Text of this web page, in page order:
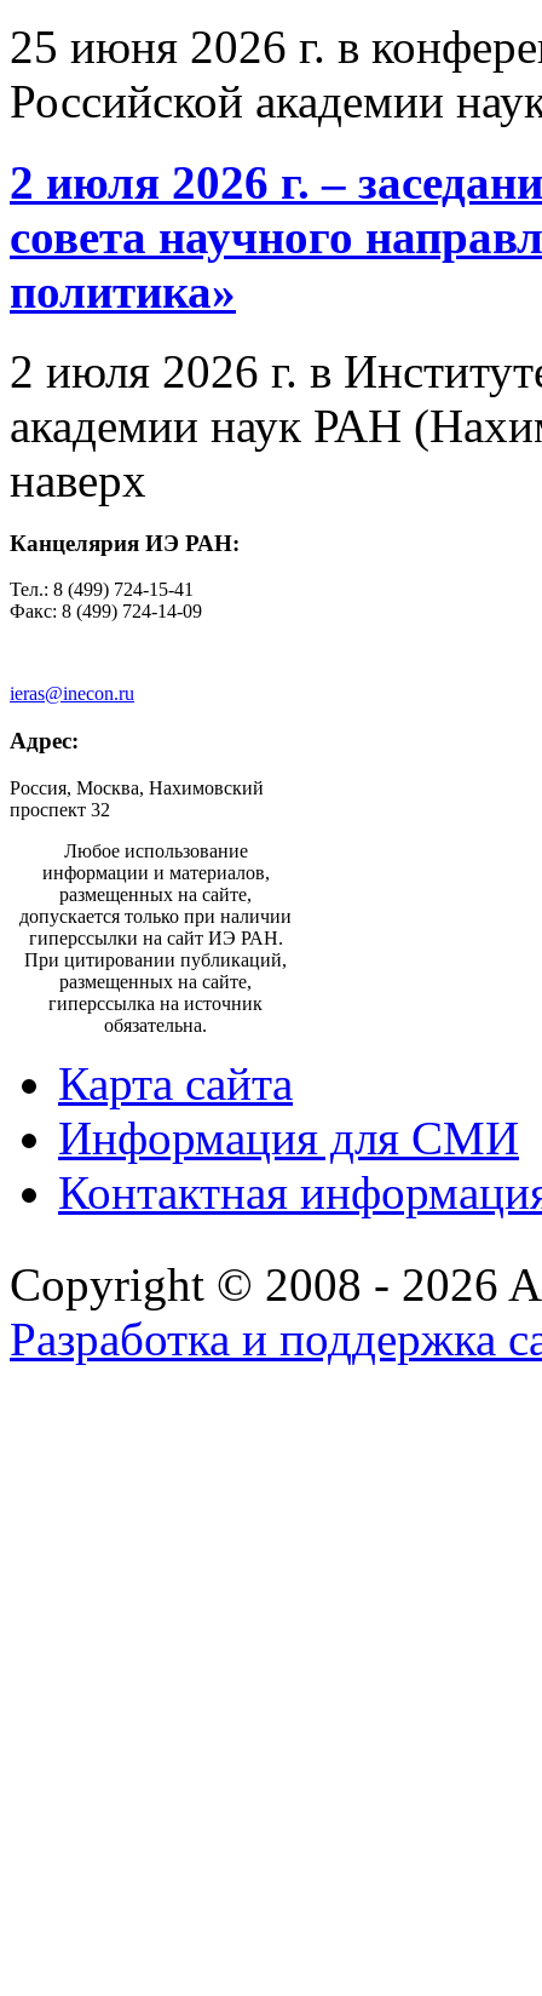
25 июня 2026 г. в
Российской академии
2 июля 2026 г. –
совета научного
политика»
2 июля 2026 г. в
академии наук РАН
наверх
Канцелярия ИЭ РАН:
Тел.: 8 (499) 724-15-41
Факс: 8 (499) 724-14-09
ieras@inecon.ru
Адрес:
Россия, Москва, Нахимовский
проспект 32
Любое использование
информации и материалов,
размещенных на сайте,
допускается только при наличии
гиперссылки на сайт ИЭ РАН.
При цитировании публикаций,
размещенных на сайте,
гиперссылка на источник
обязательна.
Карта сайта
Информация для СМИ
Контактная
Copyright © 2008 - 2026
Разработка и поддержка